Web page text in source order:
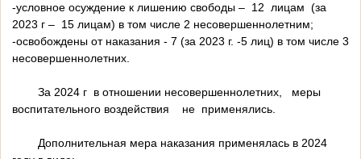
-условное осуждение к лишению свободы – 12 лицам (за
2023 г – 15 лицам) в том числе 2 несовершеннолетним;
-освобождены от наказания - 7 (за 2023 г. -5 лиц) в том числе 3
несовершеннолетних.
За 2024 г в отношении несовершеннолетних, меры
воспитательного воздействия не применялись.
Дополнительная мера наказания применялась в 2024